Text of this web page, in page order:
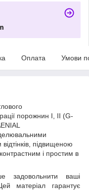
Оплата Умови
порожнин I, II (G-
підвищеною
і простим в
задовольнити ваші
матеріал гарантує